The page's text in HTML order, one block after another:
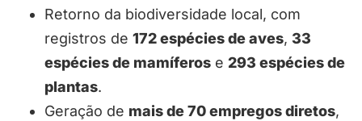
Retorno da biodiversidade local, com
registros de 172 espécies de aves, 33
espécies de mamíferos e 293 espécies de
plantas.
Geração de mais de 70 empregos diretos,